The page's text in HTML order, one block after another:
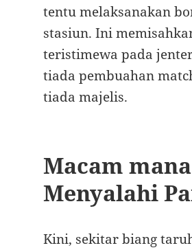
tentu melaksanakan
stasiun. Ini
teristimewa pada
tiada pembuahan
tiada majelis.
Macam
Menyalahi
Kini, sekitar biang